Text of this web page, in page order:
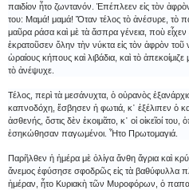
παιδίον ἦτο ζωντανόν. Ἐπέπλεεν εἰς τὸν
του: Μαμά! μαμά! Ὅταν τέλος τὸ ἀνέσυρε, τὸ
μαῦρα ράσα καὶ μὲ τὰ ἄσπρα γένεια, ποὺ εἶχεν
ἐκρατοῦσεν ὅλην τὴν νύκτα εἰς τὸν ἀφρὸν τοῦ
ὡραίους κήπους καὶ λιβάδια, καὶ τὸ
τὸ ἀνέψυχε.
Τέλος, περὶ τὰ μεσάνυχτα, ὁ οὐρανὸς
καπνοδόχη, ἔσβησεν ἡ φωτιά, κ᾿ ἐξέλιπεν ὁ
ἀσθενής, ὅστις δὲν ἐκοιμᾶτο, κ᾿ οἱ οἰκεῖοί
ἐσηκώθησαν παγωμένοι. Ἦτο Πρωτομαγιά.
Παρῆλθεν ἡ ἡμέρα μὲ ὀλίγα ἄνθη ἄγρια καὶ
ἄνεμος ἐφύσησε σφοδρῶς εἰς τὰ βαθύφυλλα
ἡμέραν, ἦτο Κυριακὴ τῶν Μυροφόρων, ὁ παπα-